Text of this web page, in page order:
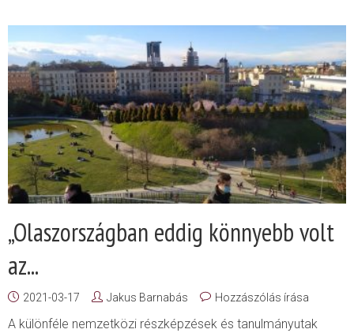
„Olaszországban eddig könnyebb volt
az...
2021-03-17 Jakus Barnabás Hozzászólás írása
A különféle nemzetközi részképzések és tanulmányutak